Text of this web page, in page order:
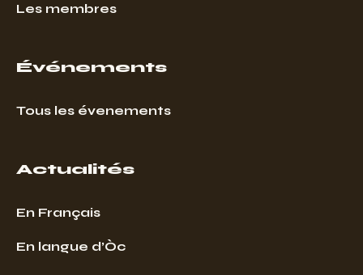
Les membres
Événements
Tous les évenements
Actualités
En Français
En langue d’Òc